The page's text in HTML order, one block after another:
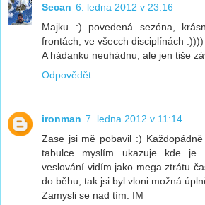
Secan 6. ledna 2012 v 23:16
Majku :) povedená sezóna,
frontách, ve všecch disciplínách :))))
A hádanku neuhádnu, ale jen tiše
Odpovědět
ironman 7. ledna 2012 v 11:14
Zase jsi mě pobavil :)
tabulce myslím ukazuje kde je
veslování vidím jako mega ztrátu
do běhu, tak jsi byl vloni možná
Zamysli se nad tím. IM